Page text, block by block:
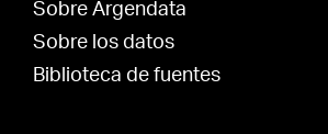
Sobre Argendata
Sobre los datos
Biblioteca de fuentes